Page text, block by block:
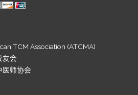
TCM Association (ATCMA)
友会
医师协会